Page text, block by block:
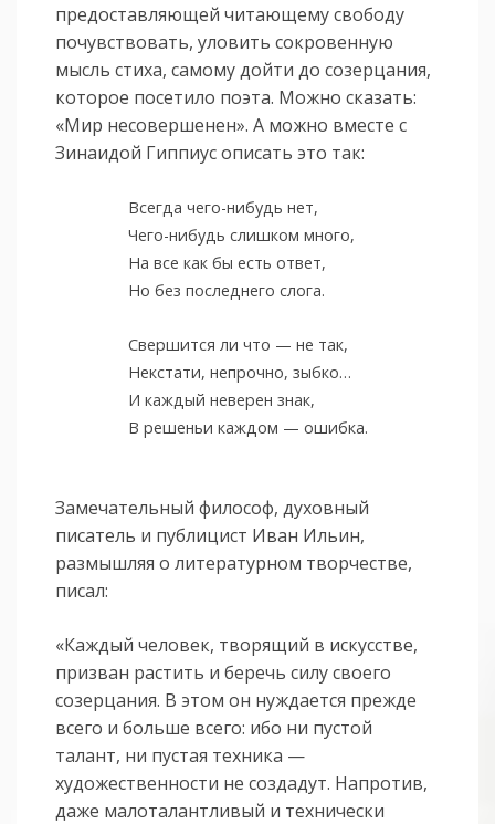
предоставляющей читающему свободу
почувствовать, уловить сокровенную
мысль стиха, самому дойти до созерцания,
которое посетило поэта. Можно сказать:
«Мир несовершенен». А можно вместе с
Зинаидой Гиппиус описать это так:
Всегда чего-нибудь нет,
Чего-нибудь слишком много,
На все как бы есть ответ,
Но без последнего слога.
Свершится ли что — не так,
Некстати, непрочно, зыбко…
И каждый неверен знак,
В решеньи каждом — ошибка.
Замечательный философ, духовный
писатель и публицист Иван Ильин,
размышляя о литературном творчестве,
писал:
«Каждый человек, творящий в искусстве,
призван растить и беречь силу своего
созерцания. В этом он нуждается прежде
всего и больше всего: ибо ни пустой
талант, ни пустая техника —
художественности не создадут. Напротив,
даже малоталантливый и технически